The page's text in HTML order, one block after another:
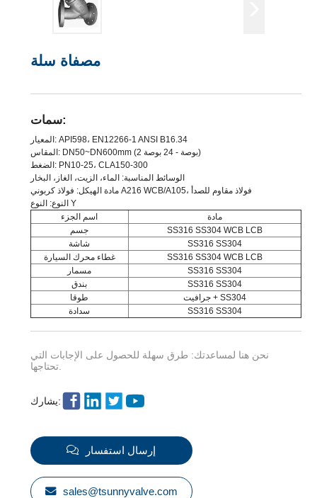
مصفاة سلة
سمات:
المعيار: API598، EN12266-1 ANSI B16.34
المقاس: DN50~DN600mm (2 بوصة - 24 بوصة)
الضغط: PN10-25، CLA150-300
الوسائط المناسبة: الماء، الزيت، الغاز، البخار
النوع: النوع Y
اسم الجزء
مادة
جسم
SS316 SS304 WCB LCB
شاشة
SS316 SS304
غطاء محرك السيارة
SS316 SS304 WCB LCB
مسمار
SS316 SS304
بندق
SS316 SS304
طوقا
جرافيت + SS304
سدادة
SS316 SS304
نحن هنا لمساعدتك: طرق سهلة للحصول على الإجابات التي
تحتاجها.
يشارك:
إرسال استفسار
sales@tsunnyvalve.com